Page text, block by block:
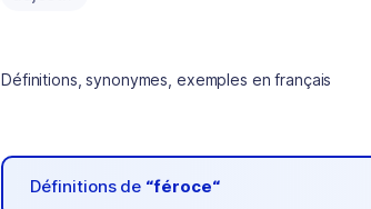
Définitions, synonymes, exemples en français
Définitions de “féroce“